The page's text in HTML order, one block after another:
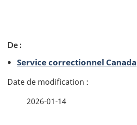
é
De :
Service correctionnel Canada
2026-01-14